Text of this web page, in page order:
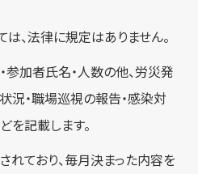
、法律に規定はありません。
参加者氏名・人数の他、労災発
況・職場巡視の報告・感染対
を記載します。
ており、毎月決まった内容を